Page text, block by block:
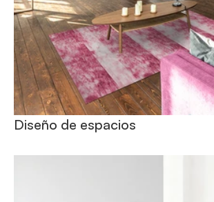
Diseño de espacios